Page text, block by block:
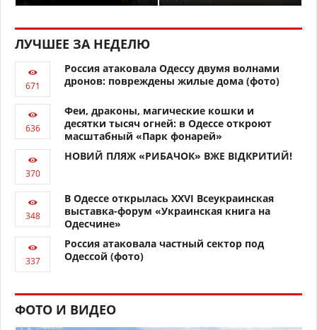
ЛУЧШЕЕ ЗА НЕДЕЛЮ
Россия атаковала Одессу двумя волнами
дронов: повреждены жилые дома (фото)
Феи, драконы, магические кошки и
десятки тысяч огней: в Одессе откроют
масштабный «Парк фонарей»
НОВИЙ ПЛЯЖ «РИБАЧОК» ВЖЕ ВІДКРИТИЙ!
В Одессе открылась XXVI Всеукраинская
выставка-форум «Украинская книга на
Одесчине»
Россия атаковала частный сектор под
Одессой (фото)
ФОТО И ВИДЕО